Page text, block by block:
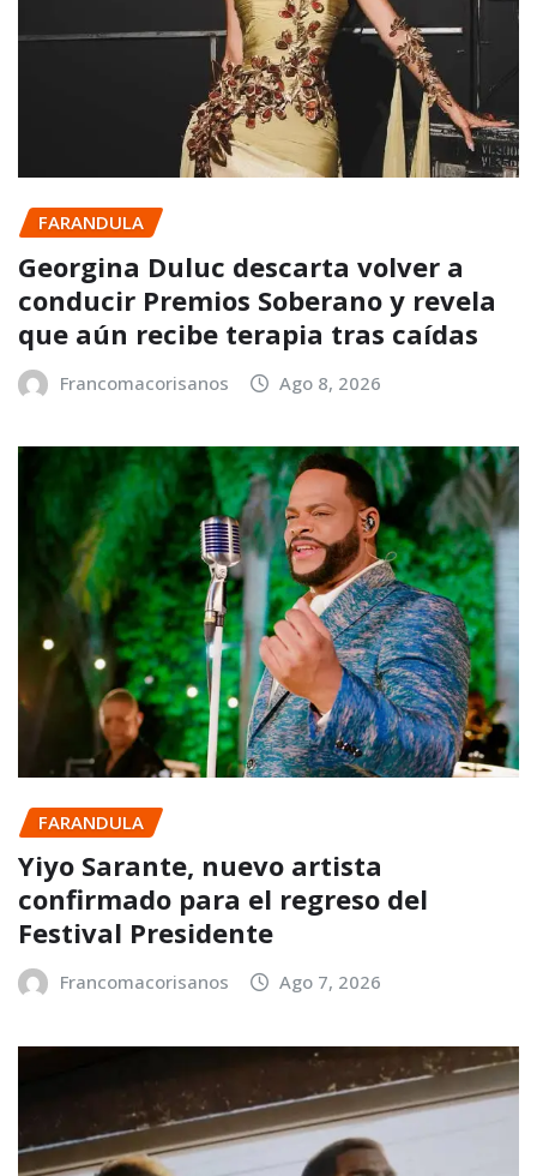
FARANDULA
Georgina Duluc descarta volver a
conducir Premios Soberano y revela
que aún recibe terapia tras caídas
Francomacorisanos Ago 8, 2026
FARANDULA
Yiyo Sarante, nuevo artista
confirmado para el regreso del
Festival Presidente
Francomacorisanos Ago 7, 2026